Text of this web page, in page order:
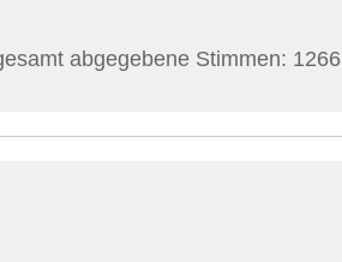
abgegebene Stimmen: 1266